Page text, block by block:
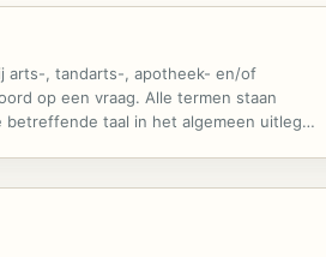
arts-, tandarts-, apotheek- en/of
op een vraag. Alle termen staan
betreffende taal in het algemeen uitleg